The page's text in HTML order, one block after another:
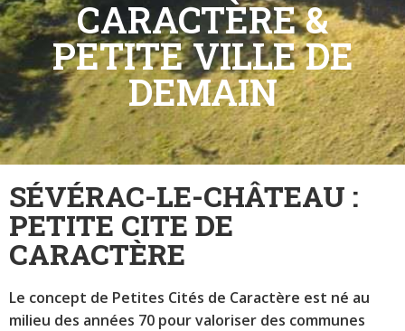
CARACTÈRE &
PETITE VILLE DE
DEMAIN
SÉVÉRAC-LE-CHÂTEAU :
PETITE CITE DE
CARACTÈRE
Le concept de Petites Cités de Caractère est né au
milieu des années 70 pour valoriser des communes